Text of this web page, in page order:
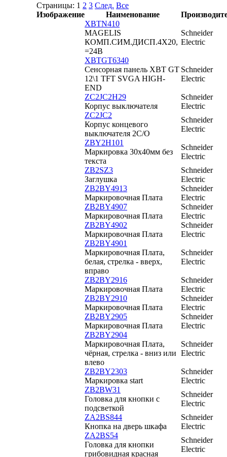
Страницы: 1 2 3 След. Все
Изображение
Наименование
XBTN410
MAGELIS
КОМП.СИМ.ДИСП.4X20,
=24В
Schneider
Electric
XBTGT6340
Сенсорная панель XBT GT
12\1 TFT SVGA HIGH-
END
Schneider
Electric
ZC2JC2H29
Корпус выключателя
Schneider
Electric
ZC2JC2
Корпус концевого
выключателя 2C/O
Schneider
Electric
ZBY2H101
Маркировка 30х40мм без
текста
Schneider
Electric
ZB2SZ3
Заглушка
Schneider
Electric
ZB2BY4913
Маркировочная Плата
Schneider
Electric
ZB2BY4907
Маркировочная Плата
Schneider
Electric
ZB2BY4902
Маркировочная Плата
Schneider
Electric
ZB2BY4901
Маркировочная Плата,
белая, стрелка - вверх,
вправо
Schneider
Electric
ZB2BY2916
Маркировочная Плата
Schneider
Electric
ZB2BY2910
Маркировочная Плата
Schneider
Electric
ZB2BY2905
Маркировочная Плата
Schneider
Electric
ZB2BY2904
Маркировочная Плата,
чёрная, стрелка - вниз или
влево
Schneider
Electric
ZB2BY2303
Маркировка start
Schneider
Electric
ZB2BW31
Головка для кнопки с
подсветкой
Schneider
Electric
ZA2BS844
Кнопка на дверь шкафа
Schneider
Electric
ZA2BS54
Головка для кнопки
грибовидная красная
Schneider
Electric